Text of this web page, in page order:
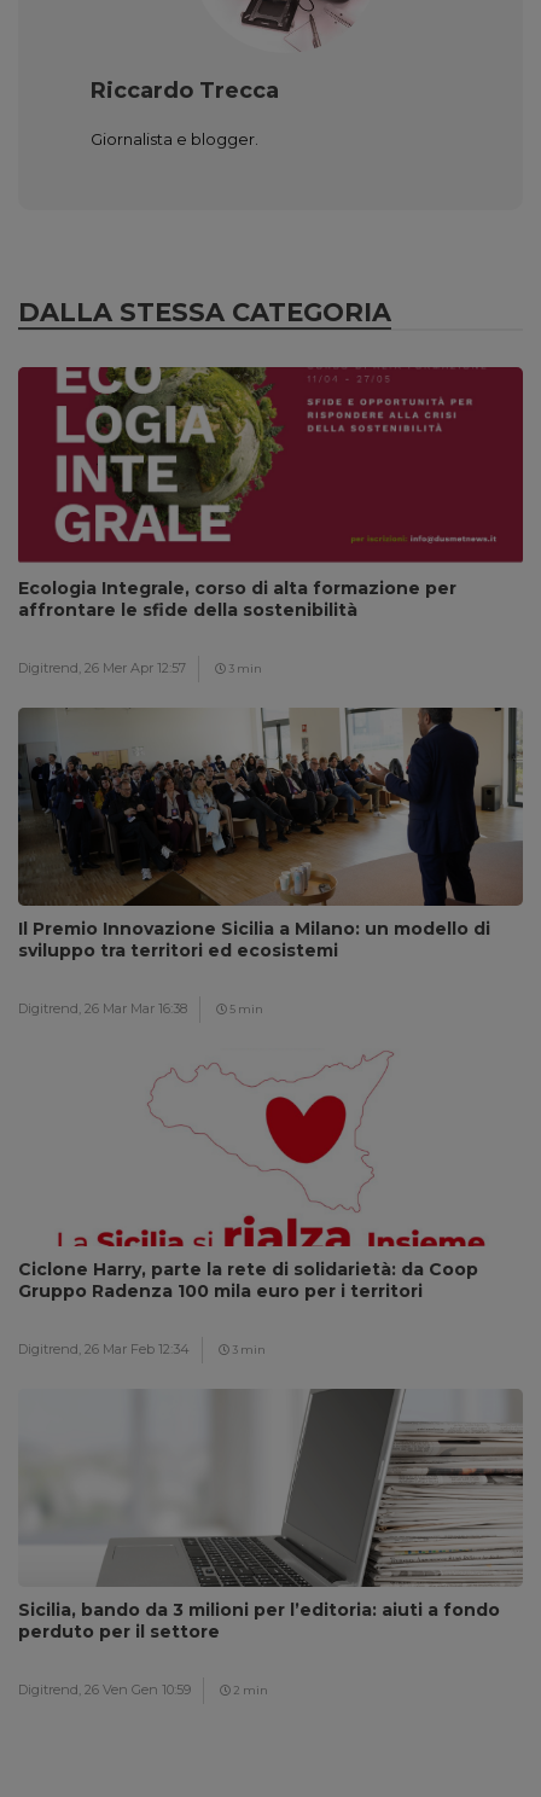
Riccardo Trecca
Giornalista e blogger.
DALLA STESSA CATEGORIA
Ecologia Integrale, corso di alta formazione per
affrontare le sfide della sostenibilità
Digitrend, 26 Mer Apr 12:57 3 min
Il Premio Innovazione Sicilia a Milano: un modello di
sviluppo tra territori ed ecosistemi
Digitrend, 26 Mar Mar 16:38 5 min
Ciclone Harry, parte la rete di solidarietà: da Coop
Gruppo Radenza 100 mila euro per i territori
Digitrend, 26 Mar Feb 12:34 3 min
Sicilia, bando da 3 milioni per l’editoria: aiuti a fondo
perduto per il settore
Digitrend, 26 Ven Gen 10:59 2 min